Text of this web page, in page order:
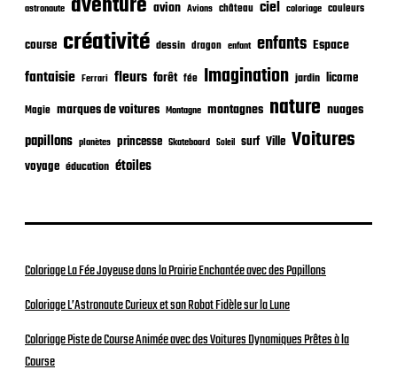
a
i
n
astronaute avion Avions château ciel coloriage couleurs
course créativité dessin dragon enfant enfants Espace
fantaisie Ferrari fleurs forêt fée Imagination jardin licorne
Magie marques de voitures Montagne montagnes nature nuages
papillons planètes princesse Skateboard Soleil surf Ville Voitures
voyage éducation étoiles
Coloriage La Fée Joyeuse dans la Prairie Enchantée avec des Papillons
Coloriage L’Astronaute Curieux et son Robot Fidèle sur la Lune
Coloriage Piste de Course Animée avec des Voitures Dynamiques Prêtes à la
Course